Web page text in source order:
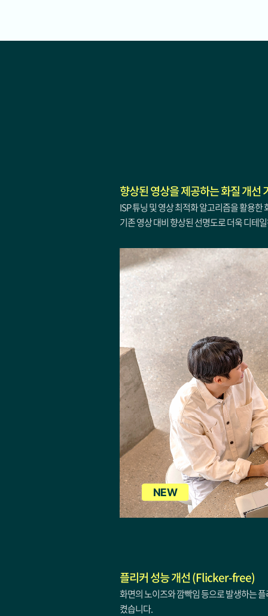
향상된 영상을 제공하는 화질 개선
ISP 튜닝 및 영상 최적화 알고리즘을 활용
기존 영상 대비 향상된 선명도로 더욱 디테
플리커 성능 개선 (Flicker-free)
화면의 노이즈와 깜빡임 등으로 발생하는
켰습니다.